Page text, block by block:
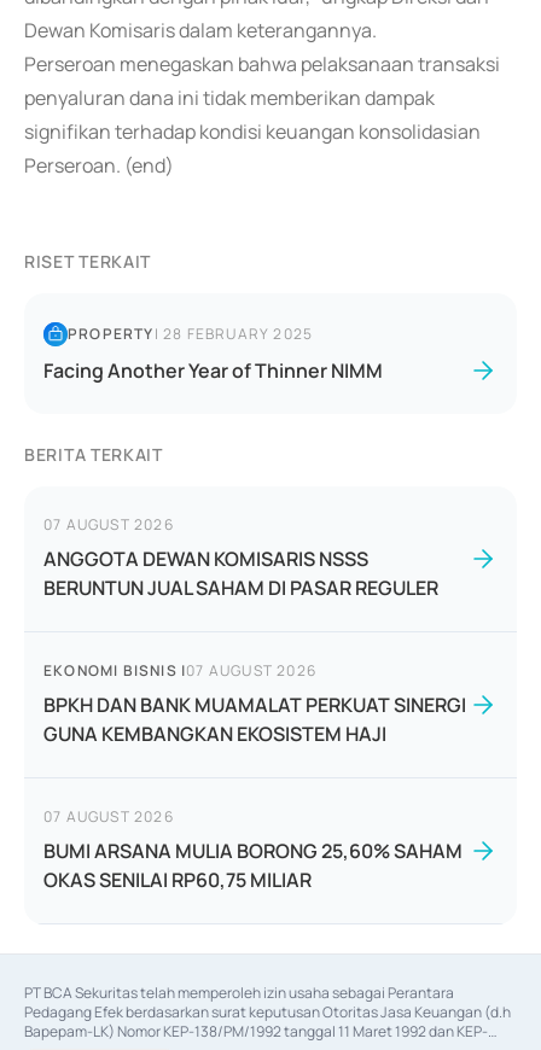
Dewan Komisaris dalam keterangannya.
Perseroan menegaskan bahwa pelaksanaan transaksi
penyaluran dana ini tidak memberikan dampak
signifikan terhadap kondisi keuangan konsolidasian
Perseroan. (end)
RISET TERKAIT
PROPERTY|28 FEBRUARY 2025
Facing Another Year of Thinner NIMM
BERITA TERKAIT
07 AUGUST 2026
ANGGOTA DEWAN KOMISARIS NSSS
BERUNTUN JUAL SAHAM DI PASAR REGULER
EKONOMI BISNIS |07 AUGUST 2026
BPKH DAN BANK MUAMALAT PERKUAT SINERGI
GUNA KEMBANGKAN EKOSISTEM HAJI
07 AUGUST 2026
BUMI ARSANA MULIA BORONG 25,60% SAHAM
OKAS SENILAI RP60,75 MILIAR
PT BCA Sekuritas telah memperoleh izin usaha sebagai Perantara
Pedagang Efek berdasarkan surat keputusan Otoritas Jasa Keuangan (d.h
Bapepam-LK) Nomor KEP-138/PM/1992 tanggal 11 Maret 1992 dan KEP-